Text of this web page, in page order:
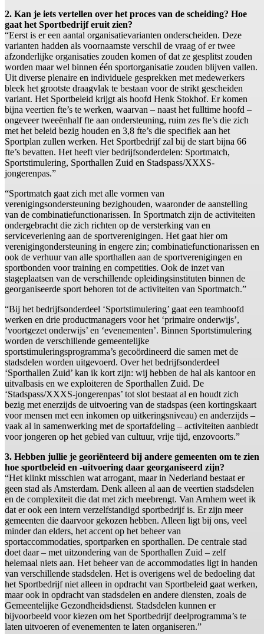
2. Kan je iets vertellen over het proces van de scheiding? Hoe
gaat het Sportbedrijf eruit zien?
“Eerst is er een aantal organisatievarianten onderscheiden. Deze
varianten hadden als voornaamste verschil de vraag of er twee
afzonderlijke organisaties zouden komen of dat ze gesplitst zouden
worden maar wel binnen één sportorganisatie zouden blijven vallen.
Uit diverse plenaire en individuele gesprekken met medewerkers
bleek het grootste draagvlak te bestaan voor de strikt gescheiden
variant. Het Sportbeleid krijgt als hoofd Henk Stokhof. Er komen
bijna veertien fte’s te werken, waarvan – naast het fulltime hoofd –
ongeveer tweeënhalf fte aan ondersteuning, ruim zes fte’s die zich
met het beleid bezig houden en 3,8 fte’s die specifiek aan het
Sportplan zullen werken. Het Sportbedrijf zal bij de start bijna 66
fte’s bevatten. Het heeft vier bedrijfsonderdelen: Sportmatch,
Sportstimulering, Sporthallen Zuid en Stadspass/XXXS-
jongerenpas.”
“Sportmatch gaat zich met alle vormen van
verenigingsondersteuning bezighouden, waaronder de aanstelling
van de combinatiefunctionarissen. In Sportmatch zijn de activiteiten
ondergebracht die zich richten op de versterking van en
serviceverlening aan de sportverenigingen. Het gaat hier om
verenigingondersteuning in engere zin; combinatiefunctionarissen en
ook de verhuur van alle sporthallen aan de sportverenigingen en
sportbonden voor training en competities. Ook de inzet van
stageplaatsen van de verschillende opleidingsinstituten binnen de
georganiseerde sport behoren tot de activiteiten van Sportmatch.”
“Bij het bedrijfsonderdeel ‘Sportstimulering’ gaat een teamhoofd
werken en drie productmanagers voor het ‘primaire onderwijs’,
‘voortgezet onderwijs’ en ‘evenementen’. Binnen Sportstimulering
worden de verschillende gemeentelijke
sportstimuleringsprogramma’s gecoördineerd die samen met de
stadsdelen worden uitgevoerd. Over het bedrijfsonderdeel
‘Sporthallen Zuid’ kan ik kort zijn: wij hebben de hal als kantoor en
uitvalbasis en we exploiteren de Sporthallen Zuid. De
‘Stadspass/XXXS-jongerenpas’ tot slot bestaat al en houdt zich
bezig met enerzijds de uitvoering van de stadspas (een kortingskaart
voor mensen met een inkomen op uitkeringsniveau) en anderzijds –
vaak al in samenwerking met de sportafdeling – activiteiten aanbiedt
voor jongeren op het gebied van cultuur, vrije tijd, enzovoorts.”
3. Hebben jullie je georiënteerd bij andere gemeenten om te zien
hoe sportbeleid en -uitvoering daar georganiseerd zijn?
“Het klinkt misschien wat arrogant, maar in Nederland bestaat er
geen stad als Amsterdam. Denk alleen al aan de veertien stadsdelen
en de complexiteit die dat met zich meebrengt. Van Arnhem weet ik
dat er ook een intern verzelfstandigd sportbedrijf is. Er zijn meer
gemeenten die daarvoor gekozen hebben. Alleen ligt bij ons, veel
minder dan elders, het accent op het beheer van
sportaccommodaties, sportparken en sporthallen. De centrale stad
doet daar – met uitzondering van de Sporthallen Zuid – zelf
helemaal niets aan. Het beheer van de accommodaties ligt in handen
van verschillende stadsdelen. Het is overigens wel de bedoeling dat
het Sportbedrijf niet alleen in opdracht van Sportbeleid gaat werken,
maar ook in opdracht van stadsdelen en andere diensten, zoals de
Gemeentelijke Gezondheidsdienst. Stadsdelen kunnen er
bijvoorbeeld voor kiezen om het Sportbedrijf deelprogramma’s te
laten uitvoeren of evenementen te laten organiseren.”